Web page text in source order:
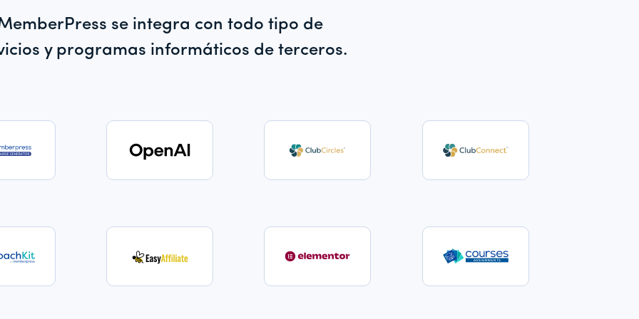
se integra con todo tipo de
y programas informáticos de terceros.